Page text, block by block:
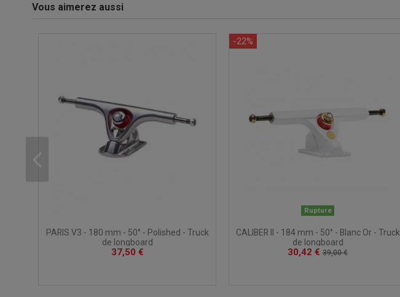
Vous aimerez aussi
PARIS V3 - 180 mm - 50° - Polished - Truck
de longboard
37,50 €
-22%
Rupture
CALIBER II - 184 mm - 50° - Blanc Or - Truck
de longboard
30,42 € 39,00 €